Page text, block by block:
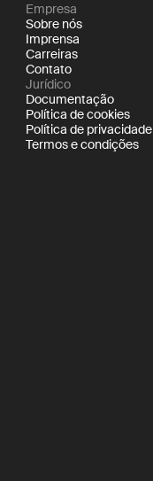
Empresa
Sobre nós
Imprensa
Carreiras
Contato
Jurídico
Documentação
Política de cookies
Política de privacidade
Termos e condições